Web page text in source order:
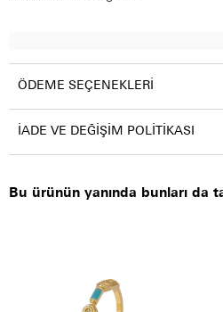
ÖDEME SEÇENEKLERI
İADE VE DEĞIŞIM POLITIKASI
Bu ürünün yanında bunları da